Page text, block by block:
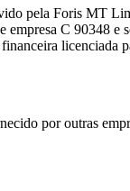
pela Foris MT
C
por outras